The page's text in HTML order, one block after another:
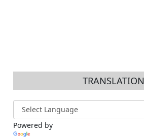
TRANSLATION
Powered by